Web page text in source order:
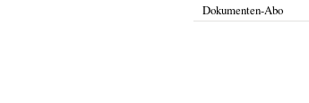
Dokumenten-Abo